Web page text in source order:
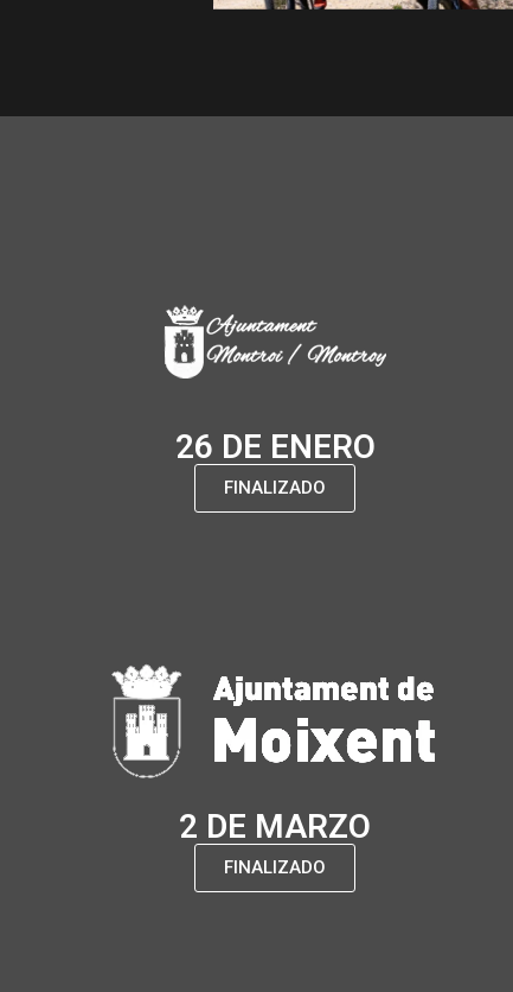
26 DE ENERO
FINALIZADO
2 DE MARZO
FINALIZADO